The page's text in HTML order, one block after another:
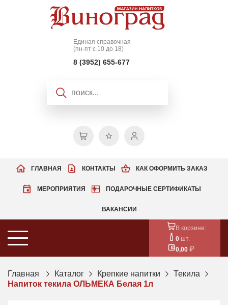
Единая справочная
(пн-пт с 10 до 18)
8 (3952) 655-677
КАК ОФОРМИТЬ ЗАКАЗ
МЕРОПРИЯТИЯ ПОДАРОЧНЫЕ СЕРТИФИКАТЫ
ВАКАНСИИ
ГЛАВНАЯ КОНТАКТЫ
В корзине:
0 шт.
0,00
Главная Каталог Крепкие напитки
Текила
Напиток текила ОЛЬМЕКА Белая 1л